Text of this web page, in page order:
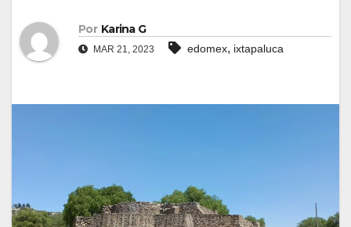
Por Karina G
MAR 21, 2023 edomex, ixtapaluca